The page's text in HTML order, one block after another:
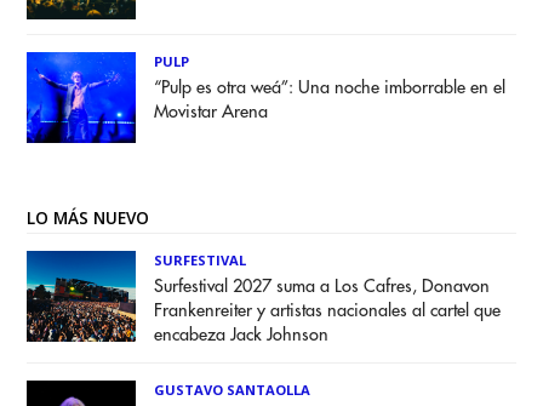
PULP
“Pulp es otra weá”: Una noche imborrable en el
Movistar Arena
LO MÁS NUEVO
SURFESTIVAL
Surfestival 2027 suma a Los Cafres, Donavon
Frankenreiter y artistas nacionales al cartel que
encabeza Jack Johnson
GUSTAVO SANTAOLLA